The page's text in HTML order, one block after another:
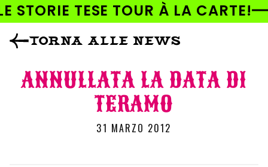
CONTENUTI
STORIE TESE TOUR À LA CARTE!
TORNA ALLE NEWS
ANNULLATA LA DATA DI
TERAMO
31 MARZO 2012